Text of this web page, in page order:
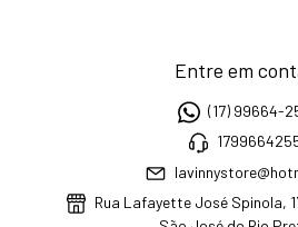
Entre em
(17) 99664-
Rua Lafayette José Spinola,